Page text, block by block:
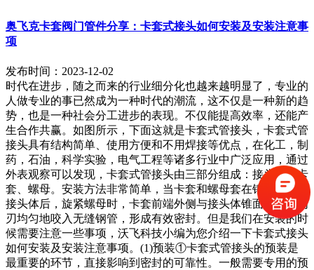
奥飞克卡套阀门管件分享：卡套式接头如何安装及安装注意事
项
发布时间：2023-12-02
时代在进步，随之而来的行业细分化也越来越明显了，专业的
人做专业的事已然成为一种时代的潮流，这不仅是一种新的趋
势，也是一种社会分工进步的表现。不仅能提高效率，还能产
生合作共赢。如图所示，下面这就是卡套式管接头，卡套式管
接头具有结构简单、使用方便和不用焊接等优点，在化工，制
药，石油，科学实验，电气工程等诸多行业中广泛应用，通过
外表观察可以发现，卡套式管接头由三部分组成：接头体、卡
套、螺母。安装方法非常简单，当卡套和螺母套在钢管上插入
接头体后，旋紧螺母时，卡套前端外侧与接头体锥面贴合，内
刃均匀地咬入无缝钢管，形成有效密封。但是我们在安装的时
候需要注意一些事项，沃飞科技小编为您介绍一下卡套式接头
如何安装及安装注意事项。(1)预装①卡套式管接头的预装是
最重要的环节，直接影响到密封的可靠性。一般需要专用的预